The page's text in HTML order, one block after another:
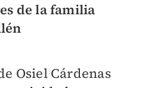
de la familia
Osiel Cárdenas